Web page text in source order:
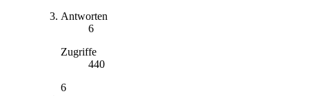
Antworten
6
Zugriffe
440
6